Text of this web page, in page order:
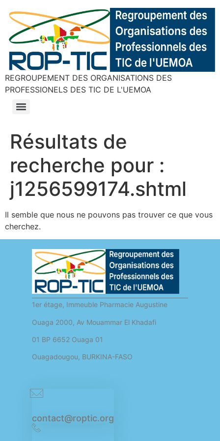
REGROUPEMENT DES ORGANISATIONS DES
PROFESSIONELS DES TIC DE L'UEMOA
Résultats de
recherche pour :
j1256599174.shtml
Il semble que nous ne pouvons pas trouver ce que vous
cherchez.
1er étage, Immeuble Pharmacie Augustine
Ouaga 2000, Av Mouammar El Khadafi
01 BP 6652 Ouaga 01
Ouagadougou, BURKINA-FASO
contact@roptic.org